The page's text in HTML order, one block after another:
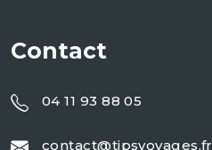
Contact
04 11 93 88 05
contact@tipsvoyages.fr